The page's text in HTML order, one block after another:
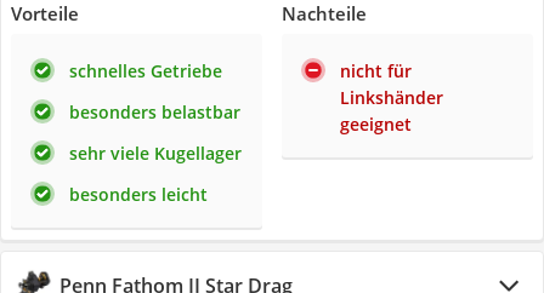
Vorteile
schnelles Getriebe
besonders belastbar
sehr viele Kugellager
besonders leicht
Nachteile
nicht für
Linkshänder
geeignet
Penn Fathom II Star Drag